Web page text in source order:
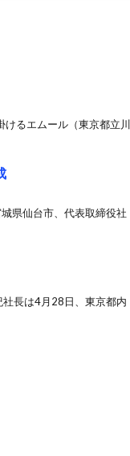
るエムール（東京都立川
県仙台市、代表取締役社
長は4月28日、東京都内